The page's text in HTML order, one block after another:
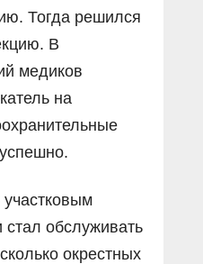
Тогда решился
В
медиков
на
обслуживать
окрестных